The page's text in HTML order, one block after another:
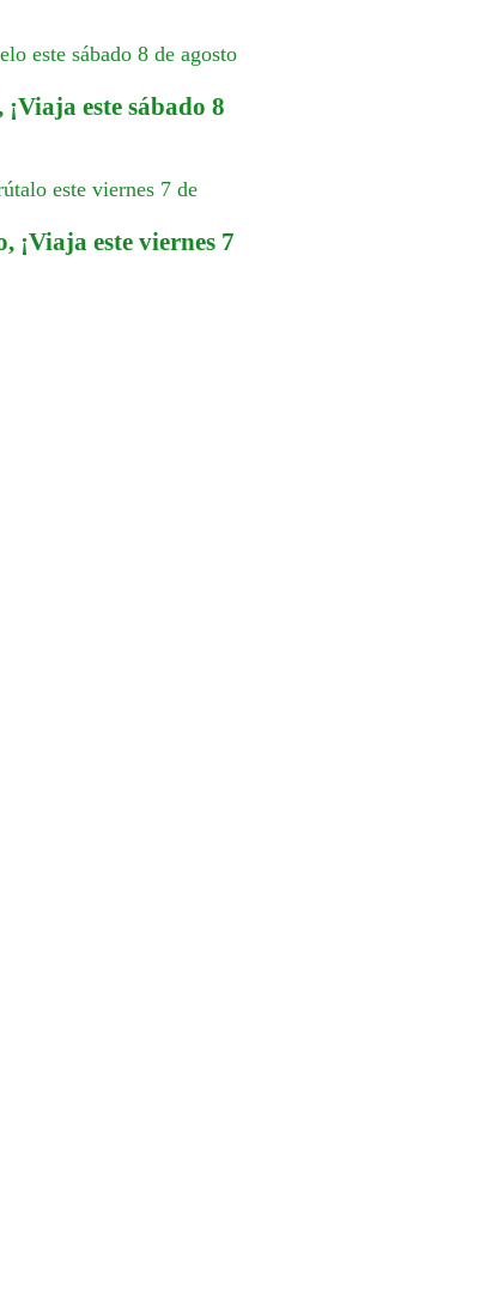
este sábado 8
¡Viaja este viernes 7